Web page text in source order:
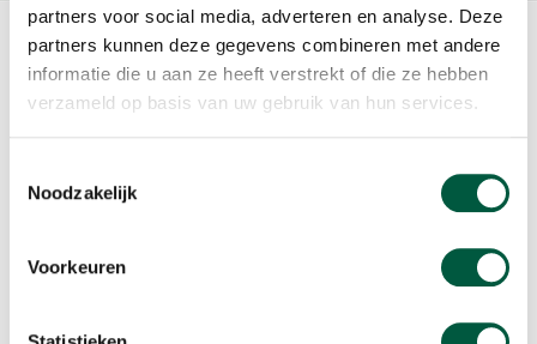
partners voor social media, adverteren en analyse. Deze
partners kunnen deze gegevens combineren met andere
informatie die u aan ze heeft verstrekt of die ze hebben
verzameld op basis van uw gebruik van hun services.
Noodzakelijk
Voorkeuren
Qui est JAVA
JAVA Foodservice aime partager ses idées
lors de formations, lors d’événements
de nombreux plats et menus.